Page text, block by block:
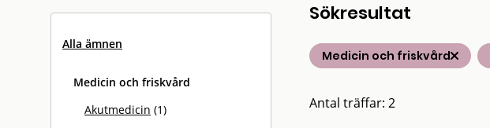
Alla ämnen
Medicin och friskvård
Akutmedicin (1)
Sökresultat
Medicin och friskvård
Antal träffar: 2